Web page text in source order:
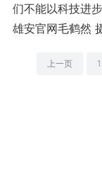
们不能以科技进
雄安官网毛鹤然
上一页 1